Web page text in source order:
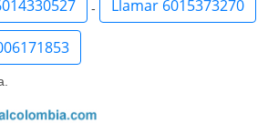
- Llamar 6015373270